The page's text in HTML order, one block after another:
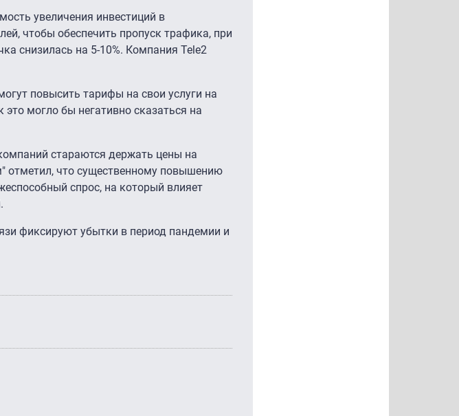
увеличения инвестиций в
чтобы обеспечить пропуск трафика, при
снизилась на 5-10%. Компания Tele2
повысить тарифы на свои услуги на
это могло бы негативно сказаться на
стараются держать цены на
отметил, что существенному повышению
спрос, на который влияет
фиксируют убытки в период пандемии и